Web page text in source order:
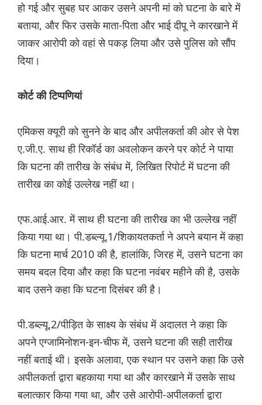
हो गई और सुबह घर आकर उसने अपनी मां को घटना के बारे में
बताया, और फिर उसके माता-पिता और भाई दीपू ने कारखाने में
जाकर आरोपी को वहां से पकड़ लिया और उसे पुलिस को सौंप
दिया।
कोर्ट की टिप्पणियां
एमिकस क्यूरी को सुनने के बाद और अपीलकर्ता की ओर से पेश
ए.जी.ए. साथ ही रिकॉर्ड का अवलोकन करने पर कोर्ट ने पाया
कि घटना की तारीख के संबंध में, लिखित रिपोर्ट में घटना की
तारीख का कोई उल्लेख नहीं था।
एफ.आई.आर. में साथ ही घटना की तारीख का भी उल्लेख नहीं
किया गया था। पी.डब्ल्यू.1/शिकायतकर्ता ने अपने बयान में कहा
कि घटना मार्च 2010 की है, हालांकि, जिरह में, उसने घटना का
समय बदल दिया और कहा कि घटना नवंबर महीने की है, उसके
बाद उसने कहा कि घटना दिसंबर की है।
पी.डब्ल्यू.2/पीड़ित के साक्ष्य के संबंध में अदालत ने कहा कि
अपने एग्जामिनोशन-इन-चीफ में, उसने घटना की सही तारीख
नहीं बताई थी। इसके अलावा, एक स्थान पर उसने कहा कि उसे
अपीलकर्ता द्वारा बहकाया गया था और कारखाने में उसके साथ
बलात्कार किया गया था, और उसे आरोपी-अपीलकर्ता द्वारा